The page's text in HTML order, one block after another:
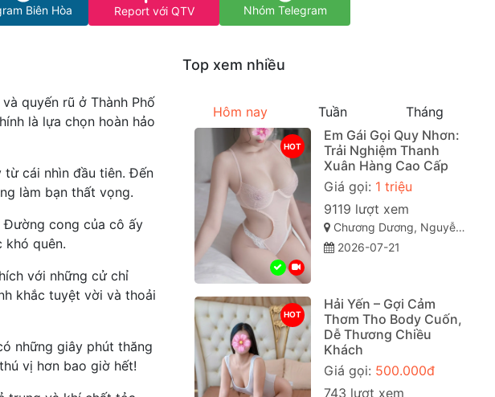
Biên Hòa Report với QTV Nhóm Telegram
quyến rũ ở Thành Phố
là lựa chọn hoàn hảo
từ cái nhìn đầu tiên. Đến
làm bạn thất vọng.
Đường cong của cô ấy
khó quên.
với những cử chỉ
khắc tuyệt vời và thoải
những giây phút thăng
vị hơn bao giờ hết!
Top xem nhiều
Hôm nay Tuần Tháng
HOT
Em Gái Gọi Quy Nhơn:
Trải Nghiệm Thanh
Xuân Hàng Cao Cấp
Giá gọi: 1 triệu
9119 lượt xem
Chương Dương, Nguyễn Văn Cừ, Quy Nhơn, Bình Định
2026-07-21
HOT
Hải Yến – Gợi Cảm
Thơm Tho Body Cuốn,
Dễ Thương Chiều
Khách
Giá gọi: 500.000đ
743 lượt xem